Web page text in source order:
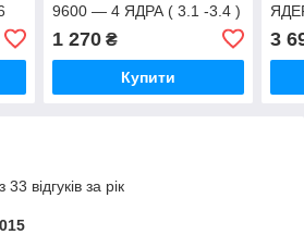
(
9600 — 4 ЯДРА ( 3.1 -3.4 )
ГАРАНТІЄЮ
1 270₴
Купити
3
відгуків за рік